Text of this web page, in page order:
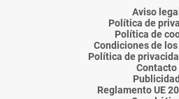
Almería
Aviso legal
Política de
Política de
Condiciones de
Política de
Contacto
Publicidad
Reglamento UE